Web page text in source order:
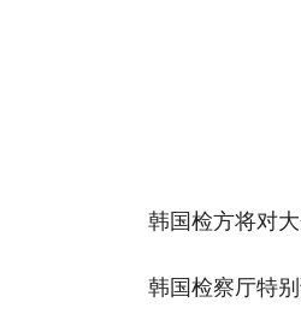
韩国检方将对
韩国检察厅特